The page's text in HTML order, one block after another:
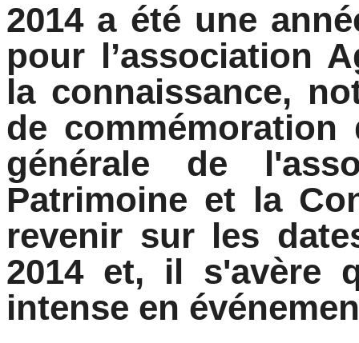
2014 a été une
pour l’association
la connaissance,
de commémoration
générale de
Patrimoine et la
revenir sur les
2014 et, il s'avère
intense en